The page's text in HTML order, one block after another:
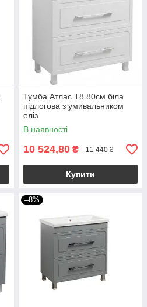
Тумба Атлас Т8 80см біла
підлогова з умивальником
еліз
В наявності
10 524,80 ₴ 11 440 ₴
Купити
–8%